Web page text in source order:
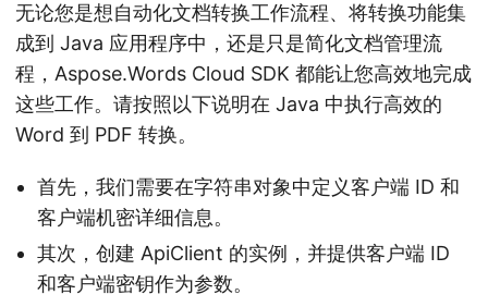
无论您是想自动化文档转换工作流程、将转换功能集
成到 Java 应用程序中，还是只是简化文档管理流
程，Aspose.Words Cloud SDK 都能让您高效地完成
这些工作。请按照以下说明在 Java 中执行高效的
Word 到 PDF 转换。
首先，我们需要在字符串对象中定义客户端 ID 和
客户端机密详细信息。
其次，创建 ApiClient 的实例，并提供客户端 ID
和客户端密钥作为参数。